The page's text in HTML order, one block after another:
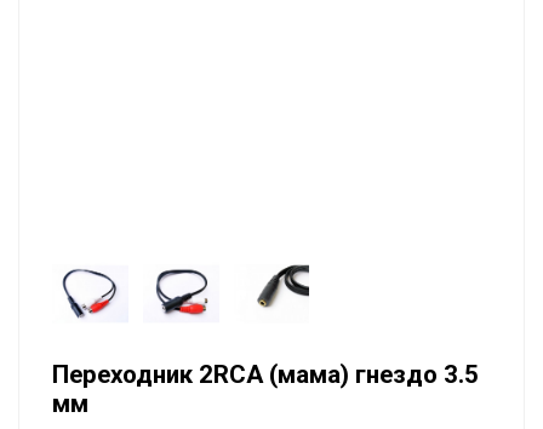
Переходник 2RCA (мама) гнездо 3.5
мм